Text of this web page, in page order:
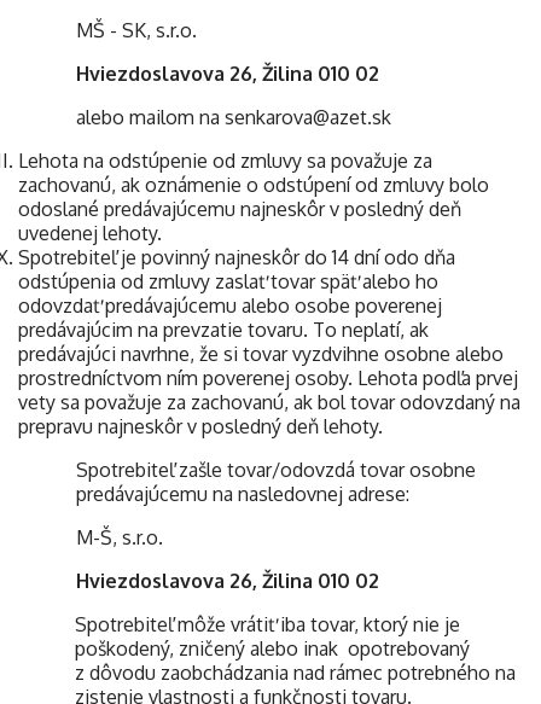
MŠ - SK, s.r.o.
Hviezdoslavova 26, Žilina 010 02
alebo mailom na senkarova@azet.sk
Lehota na odstúpenie od zmluvy sa považuje za
zachovanú, ak oznámenie o odstúpení od zmluvy bolo
odoslané predávajúcemu najneskôr v posledný deň
uvedenej lehoty.
Spotrebiteľ je povinný najneskôr do 14 dní odo dňa
odstúpenia od zmluvy zaslať tovar späť alebo ho
odovzdať predávajúcemu alebo osobe poverenej
predávajúcim na prevzatie tovaru. To neplatí, ak
predávajúci navrhne, že si tovar vyzdvihne osobne alebo
prostredníctvom ním poverenej osoby. Lehota podľa prvej
vety sa považuje za zachovanú, ak bol tovar odovzdaný na
prepravu najneskôr v posledný deň lehoty.
Spotrebiteľ zašle tovar/odovzdá tovar osobne
predávajúcemu na nasledovnej adrese:
M-Š, s.r.o.
Hviezdoslavova 26, Žilina 010 02
Spotrebiteľ môže vrátiť iba tovar, ktorý nie je
poškodený, zničený alebo inak opotrebovaný
z dôvodu zaobchádzania nad rámec potrebného na
zistenie vlastnosti a funkčnosti tovaru.